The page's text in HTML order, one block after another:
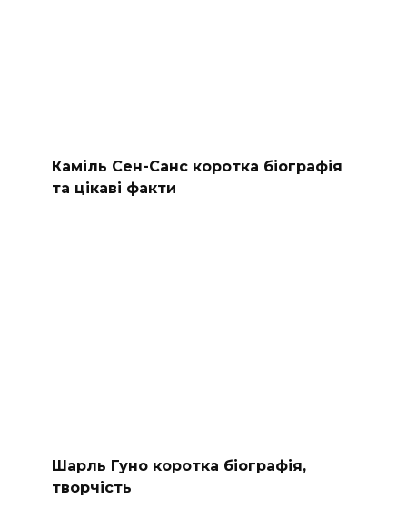
Каміль Сен-Санс коротка біографія
та цікаві факти
Шарль Гуно коротка біографія,
творчість